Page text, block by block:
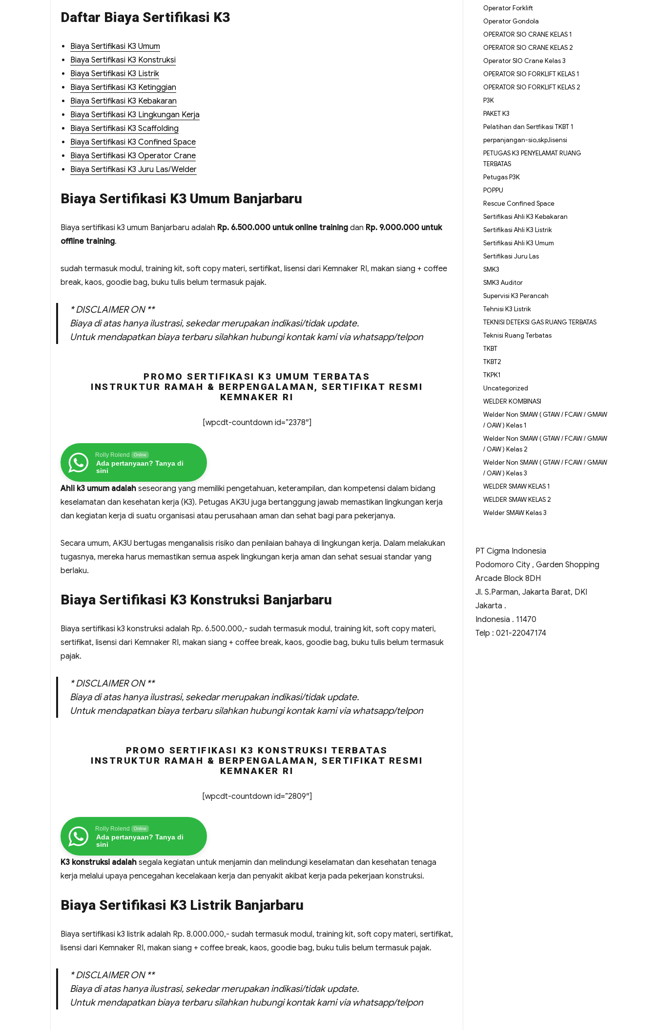
Daftar Biaya Sertifikasi K3
Biaya Sertifikasi K3 Umum
Biaya Sertifikasi K3 Konstruksi
Biaya Sertifikasi K3 Listrik
Biaya Sertifikasi K3 Ketinggian
Biaya Sertifikasi K3 Kebakaran
Biaya Sertifikasi K3 Lingkungan Kerja
Biaya Sertifikasi K3 Scaffolding
Biaya Sertifikasi K3 Confined Space
Biaya Sertifikasi K3 Operator Crane
Biaya Sertifikasi K3 Juru Las/Welder
Biaya Sertifikasi K3 Umum Banjarbaru
Biaya sertifikasi k3 umum Banjarbaru adalah Rp. 6.500.000 untuk online training dan Rp. 9.000.000 untuk
offline training.
sudah termasuk modul, training kit, soft copy materi, sertifikat, lisensi dari Kemnaker RI, makan siang + coffee
break, kaos, goodie bag, buku tulis belum termasuk pajak.
* DISCLAIMER ON **
Biaya di atas hanya ilustrasi, sekedar merupakan indikasi/tidak update.
Untuk mendapatkan biaya terbaru silahkan hubungi kontak kami via whatsapp/telpon
PROMO SERTIFIKASI K3 UMUM TERBATAS
INSTRUKTUR RAMAH & BERPENGALAMAN, SERTIFIKAT RESMI
KEMNAKER RI
[wpcdt-countdown id=”2378″]
Rolly Rolend Online
Ada pertanyaan? Tanya di
sini
Ahli k3 umum adalah seseorang yang memiliki pengetahuan, keterampilan, dan kompetensi dalam bidang
keselamatan dan kesehatan kerja (K3). Petugas AK3U juga bertanggung jawab memastikan lingkungan kerja
dan kegiatan kerja di suatu organisasi atau perusahaan aman dan sehat bagi para pekerjanya.
Secara umum, AK3U bertugas menganalisis risiko dan penilaian bahaya di lingkungan kerja. Dalam melakukan
tugasnya, mereka harus memastikan semua aspek lingkungan kerja aman dan sehat sesuai standar yang
berlaku.
Biaya Sertifikasi K3 Konstruksi Banjarbaru
Biaya sertifikasi k3 konstruksi adalah Rp. 6.500.000,- sudah termasuk modul, training kit, soft copy materi,
sertifikat, lisensi dari Kemnaker RI, makan siang + coffee break, kaos, goodie bag, buku tulis belum termasuk
pajak.
* DISCLAIMER ON **
Biaya di atas hanya ilustrasi, sekedar merupakan indikasi/tidak update.
Untuk mendapatkan biaya terbaru silahkan hubungi kontak kami via whatsapp/telpon
PROMO SERTIFIKASI K3 KONSTRUKSI TERBATAS
INSTRUKTUR RAMAH & BERPENGALAMAN, SERTIFIKAT RESMI
KEMNAKER RI
[wpcdt-countdown id=”2809″]
Rolly Rolend Online
Ada pertanyaan? Tanya di
sini
K3 konstruksi adalah segala kegiatan untuk menjamin dan melindungi keselamatan dan kesehatan tenaga
kerja melalui upaya pencegahan kecelakaan kerja dan penyakit akibat kerja pada pekerjaan konstruksi.
Biaya Sertifikasi K3 Listrik Banjarbaru
Biaya sertifikasi k3 listrik adalah Rp. 8.000.000,- sudah termasuk modul, training kit, soft copy materi, sertifikat,
lisensi dari Kemnaker RI, makan siang + coffee break, kaos, goodie bag, buku tulis belum termasuk pajak.
* DISCLAIMER ON **
Biaya di atas hanya ilustrasi, sekedar merupakan indikasi/tidak update.
Untuk mendapatkan biaya terbaru silahkan hubungi kontak kami via whatsapp/telpon
Operator Forklift
Operator Gondola
OPERATOR SIO CRANE KELAS 1
OPERATOR SIO CRANE KELAS 2
Operator SIO Crane Kelas 3
OPERATOR SIO FORKLIFT KELAS 1
OPERATOR SIO FORKLIFT KELAS 2
P3K
PAKET K3
Pelatihan dan Sertfikasi TKBT 1
perpanjangan-sio,skp,lisensi
PETUGAS K3 PENYELAMAT RUANG
TERBATAS
Petugas P3K
POPPU
Rescue Confined Space
Sertifikasi Ahli K3 Kebakaran
Sertifikasi Ahli K3 Listrik
Sertifikasi Ahli K3 Umum
Sertifikasi Juru Las
SMK3
SMK3 Auditor
Supervisi K3 Perancah
Tehnisi K3 Listrik
TEKNISI DETEKSI GAS RUANG TERBATAS
Teknisi Ruang Terbatas
TKBT
TKBT2
TKPK1
Uncategorized
WELDER KOMBINASI
Welder Non SMAW ( GTAW / FCAW / GMAW
/ OAW ) Kelas 1
Welder Non SMAW ( GTAW / FCAW / GMAW
/ OAW ) Kelas 2
Welder Non SMAW ( GTAW / FCAW / GMAW
/ OAW ) Kelas 3
WELDER SMAW KELAS 1
WELDER SMAW KELAS 2
Welder SMAW Kelas 3
PT Cigma Indonesia
Podomoro City , Garden Shopping
Arcade Block 8DH
Jl. S.Parman, Jakarta Barat, DKI
Jakarta .
Indonesia . 11470
Telp : 021-22047174